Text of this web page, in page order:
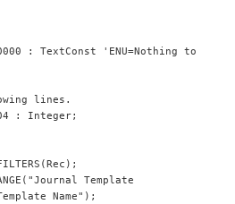
: TextConst 'ENU=Nothing to
lines.
: Integer;
Template
Name");